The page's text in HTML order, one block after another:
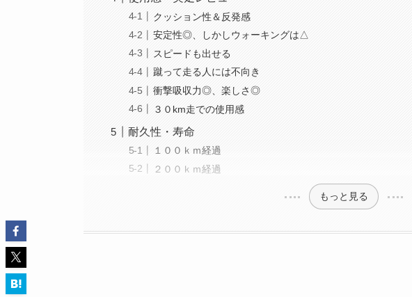
クッション性＆反発感
安定性◎、しかしウォーキングは△
スピードも出せる
蹴って走る人には不向き
衝撃吸収力◎、楽しさ◎
３０km走での使用感
耐久性・寿命
１００ｋｍ経過
２００ｋｍ経過
もっと見る